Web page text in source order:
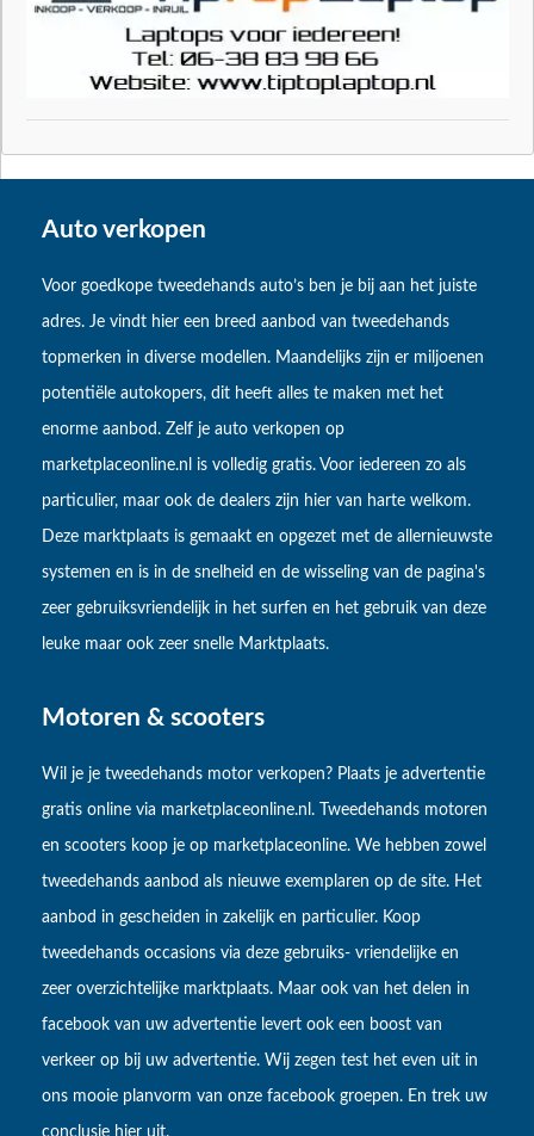
Auto verkopen
Voor goedkope tweedehands auto’s ben je bij aan het juiste
adres. Je vindt hier een breed aanbod van tweedehands
topmerken in diverse modellen. Maandelijks zijn er miljoenen
potentiële autokopers, dit heeft alles te maken met het
enorme aanbod. Zelf je auto verkopen op
marketplaceonline.nl is volledig gratis. Voor iedereen zo als
particulier, maar ook de dealers zijn hier van harte welkom.
Deze marktplaats is gemaakt en opgezet met de allernieuwste
systemen en is in de snelheid en de wisseling van de pagina's
zeer gebruiksvriendelijk in het surfen en het gebruik van deze
leuke maar ook zeer snelle Marktplaats.
Motoren & scooters
Wil je je tweedehands motor verkopen? Plaats je advertentie
gratis online via marketplaceonline.nl. Tweedehands motoren
en scooters koop je op marketplaceonline. We hebben zowel
tweedehands aanbod als nieuwe exemplaren op de site. Het
aanbod in gescheiden in zakelijk en particulier. Koop
tweedehands occasions via deze gebruiks- vriendelijke en
zeer overzichtelijke marktplaats. Maar ook van het delen in
facebook van uw advertentie levert ook een boost van
verkeer op bij uw advertentie. Wij zegen test het even uit in
ons mooie planvorm van onze facebook groepen. En trek uw
conclusie hier uit.